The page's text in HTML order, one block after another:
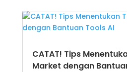
CATAT! Tips
Market dengan